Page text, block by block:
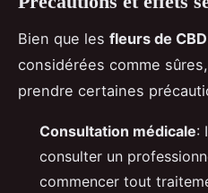
Bien que les fleurs de CBD
considérées comme
prendre certaines
Consultation médicale:
consulter un
commencer tout